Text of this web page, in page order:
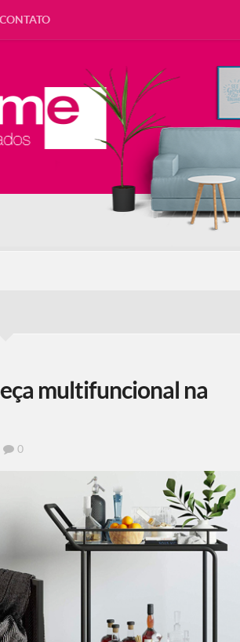
CONTATO
multifuncional na
0